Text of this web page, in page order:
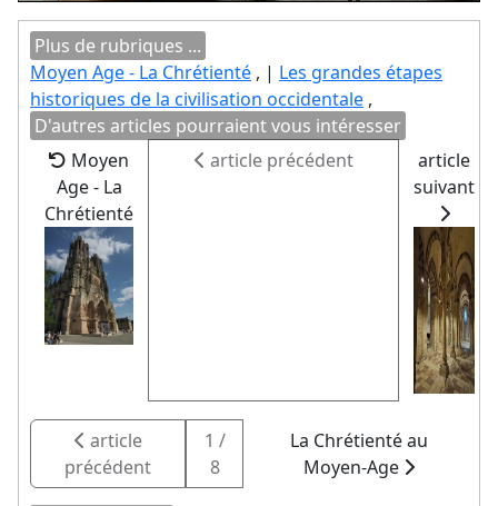
Plus de rubriques ...
Moyen Age - La Chrétienté , | Les grandes étapes
historiques de la civilisation occidentale ,
D'autres articles pourraient vous intéresser
Moyen
Age - La
Chrétienté
article précédent
article
suivant
article
précédent
1 /
8
La Chrétienté au
Moyen-Age